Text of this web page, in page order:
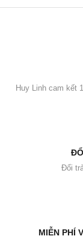
Huy Linh cam kết
Đổi
MIỄN PHÍ